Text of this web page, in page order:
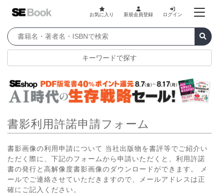
お気に入り 新規会員登録 ログイン
キーワードで探す
書影利用許諾申請フォーム
書影画像の利用申請について 当社出版物を書評等でご紹介い
ただく際に、下記のフォームから申請いただくと、利用許諾
書の発行と高解像度書影画像のダウンロードができます。 メ
ールでご連絡させていただきますので、メールアドレスは正
確にご記入ください。